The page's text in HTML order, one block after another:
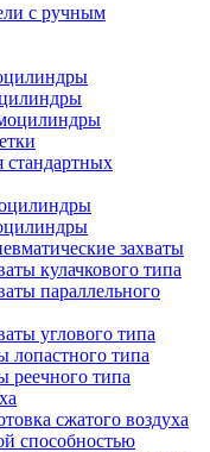
с ручным
стандартных
захваты
кулачкового типа
параллельного
углового типа
лопастного типа
реечного типа
сжатого воздуха
способностью